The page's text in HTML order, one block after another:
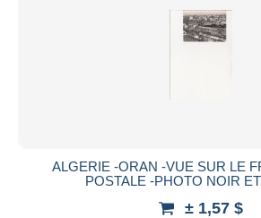
ALGERIE -ORAN -VUE SUR LE
POSTALE -PHOTO NOIR
± 1,57 $